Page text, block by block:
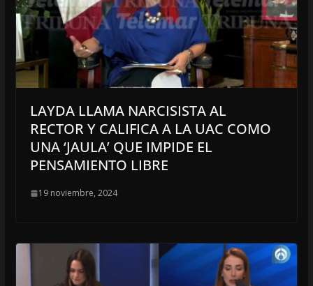
LAYDA LLAMA NARCISISTA AL
RECTOR Y CALIFICA A LA UAC COMO
UNA ‘JAULA’ QUE IMPIDE EL
PENSAMIENTO LIBRE
19 noviembre, 2024